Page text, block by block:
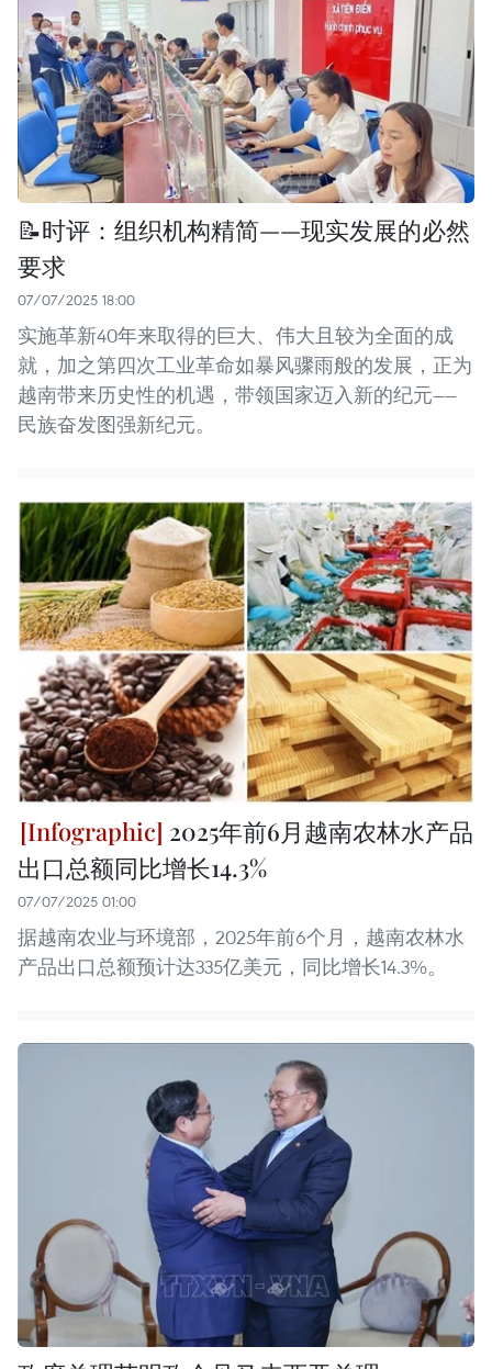
📝时评：组织机构精简——现实发展的必然
要求
07/07/2025 18:00
实施革新40年来取得的巨大、伟大且较为全面的成
就，加之第四次工业革命如暴风骤雨般的发展，正为
越南带来历史性的机遇，带领国家迈入新的纪元——
民族奋发图强新纪元。
2025年前6月越南农林水产品
出口总额同比增长14.3%
07/07/2025 01:00
据越南农业与环境部，2025年前6个月，越南农林水
产品出口总额预计达335亿美元，同比增长14.3%。